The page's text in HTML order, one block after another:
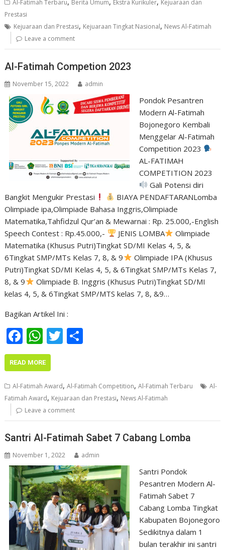
o
o
k
p
p
Al-Fatimah Terbaru Berita Umum Ekstra Kurikuler Kejuaraan dan
Prestasi
Kejuaraan dan Prestasi, Kejuaraan Tingkat Nasional, News Al-Fatimah
Leave a comment
Al-Fatimah Competion 2023
November 15, 2022 admin
Pondok Pesantren
Modern Al-Fatimah
Bojonegoro Kembali
Menggelar Al-Fatimah
Competition 2023
AL-FATIMAH
COMPETITION 2023
Gali Potensi diri
Bangkit Mengukir Prestasi
BIAYA PENDAFTARANLomba
Olimpiade ipa,Olimpiade Bahasa Inggris,Olimpiade
Matematika,Tahfidzul Qur’an & Mewarnai : Rp. 25.000,-English
Speech Contest : Rp.45.000,-
JENIS LOMBA
Olimpiade
Matematika (Khusus Putri)Tingkat SD/MI Kelas 4, 5, &
6Tingkat SMP/MTs Kelas 7, 8, & 9
Olimpiade IPA (Khusus
Putri)Tingkat SD/MI Kelas 4, 5, & 6Tingkat SMP/MTs Kelas 7,
8, & 9
Olimpiade B. Inggris (Khusus Putri)Tingkat SD/MI
kelas 4, 5, & 6Tingkat SMP/MTS kelas 7, 8, &9…
Bagikan Artikel Ini :
F
ac
e
b
o
o
k
W
h
at
s
A
p
p
T
er e
READ MORE
Al-Fatimah Award,Al-Fatimah Competition,Al-Fatimah Terbaru
Al-
Fatimah Award, Kejuaraan dan Prestasi, News Al-Fatimah
Leave a comment
Santri Al-Fatimah Sabet 7 Cabang Lomba
November 1, 2022 admin
Santri Pondok
Pesantren Modern Al-
Fatimah Sabet 7
Cabang Lomba Tingkat
Kabupaten Bojonegoro
Sedikitnya dalam 1
bulan terakhir ini santri